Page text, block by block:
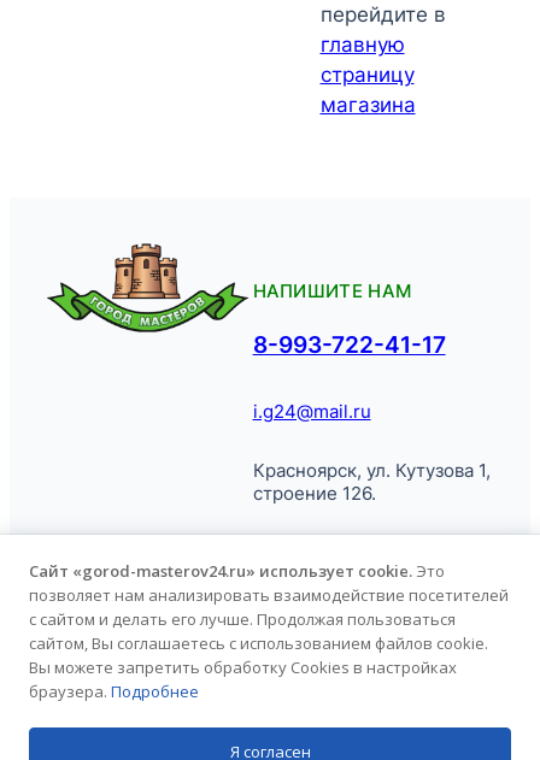
перейдите в
главную
страницу
магазина
НАПИШИТЕ НАМ
8-993-722-41-17
i.g24@mail.ru
Красноярск, ул. Кутузова 1,
строение 126.
© Город
Мастеров, 2026.
Политика обработки
персональных данных
Продвижение сайта
Сайт «gorod-masterov24.ru» использует cookie. Это
позволяет нам анализировать взаимодействие посетителей
с сайтом и делать его лучше. Продолжая пользоваться
сайтом, Вы соглашаетесь с использованием файлов cookie.
Вы можете запретить обработку Cookies в настройках
браузера. Подробнее
Я согласен